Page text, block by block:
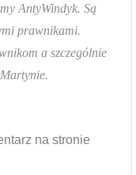
AntyWindyk. Są
prawnikami.
a szczególnie
na stronie